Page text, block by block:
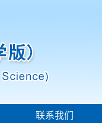
联系我们